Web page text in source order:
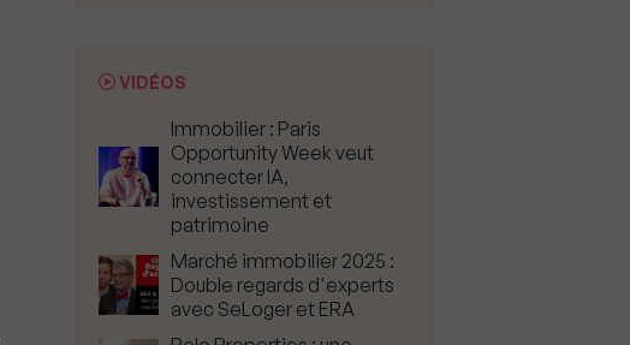
VIDÉOS
Immobilier : Paris
Opportunity Week veut
connecter IA,
investissement et
patrimoine
Marché immobilier 2025 :
Double regards d'experts
avec SeLoger et ERA